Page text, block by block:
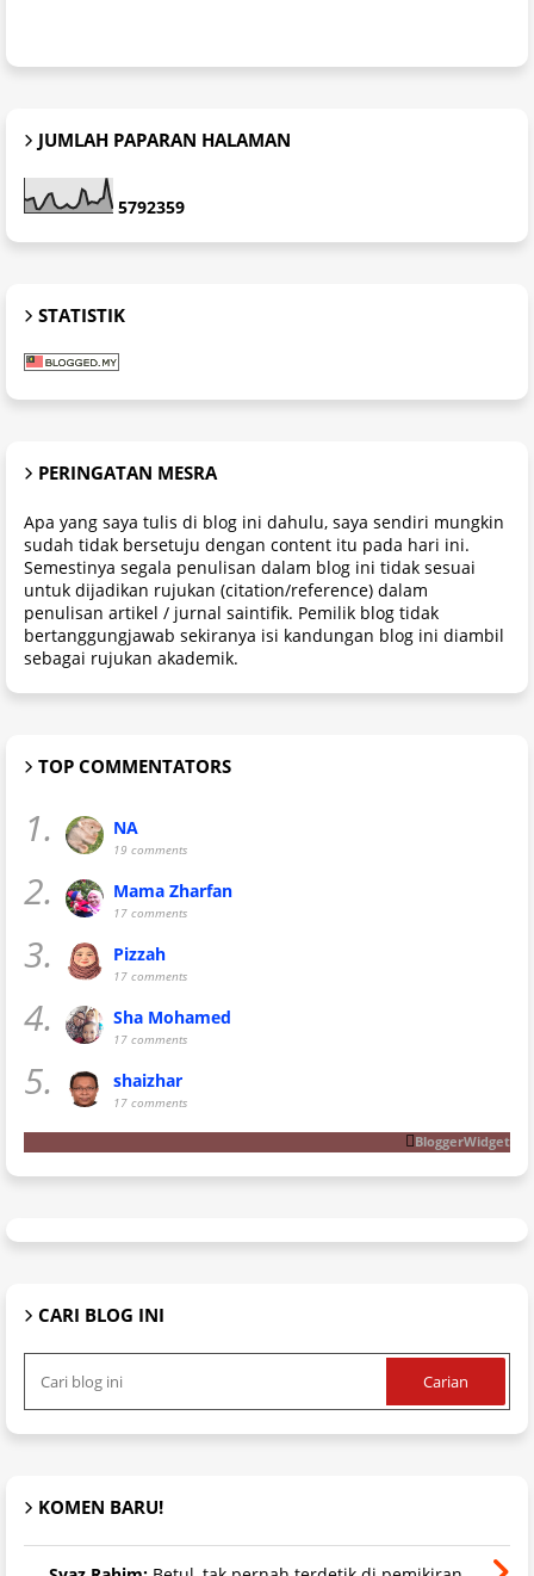
JUMLAH PAPARAN HALAMAN
5792359
STATISTIK
PERINGATAN MESRA
Apa yang saya tulis di blog ini dahulu, saya sendiri mungkin
sudah tidak bersetuju dengan content itu pada hari ini.
Semestinya segala penulisan dalam blog ini tidak sesuai
untuk dijadikan rujukan (citation/reference) dalam
penulisan artikel / jurnal saintifik. Pemilik blog tidak
bertanggungjawab sekiranya isi kandungan blog ini diambil
sebagai rujukan akademik.
TOP COMMENTATORS
1. NA
19 comments
2. Mama Zharfan
17 comments
3. Pizzah
17 comments
4. Sha Mohamed
17 comments
5. shaizhar
17 comments
BloggerWidget
CARI BLOG INI
KOMEN BARU!